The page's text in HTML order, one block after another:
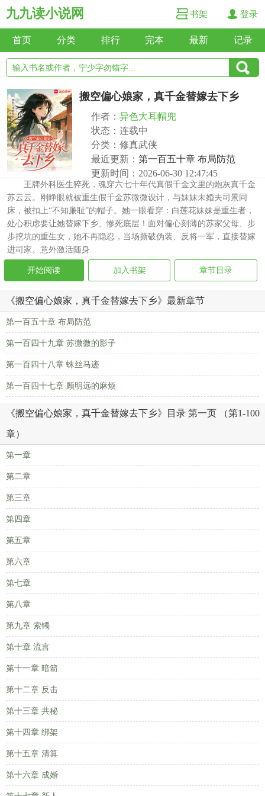
九九读小说网 书架 登录
首页 分类 排行 完本 最新 记录
搬空偏心娘家，真千金替嫁去下乡
作者： 异色大耳帽兜
状态：连载中
分类：修真武侠
最近更新： 第一百五十章 布局防范
更新时间：2026-06-30 12:47:45
王牌外科医生猝死，魂穿六七十年代真假千金文里的炮灰真千金
苏云云。刚睁眼就被重生假千金苏微微设计，与妹妹未婚夫司景同
床，被扣上“不知廉耻”的帽子。她一眼看穿：白莲花妹妹是重生者，
处心积虑要让她替嫁下乡、惨死底层！面对偏心刻薄的苏家父母、步
步挖坑的重生女，她不再隐忍，当场撕破伪装、反将一军，直接替嫁
进司家。意外激活随身...
开始阅读 加入书架 章节目录
《搬空偏心娘家，真千金替嫁去下乡》最新章节
第一百五十章 布局防范
第一百四十九章 苏微微的影子
第一百四十八章 蛛丝马迹
第一百四十七章 顾明远的麻烦
《搬空偏心娘家，真千金替嫁去下乡》目录 第一页 （第1-100
章）
第一章
第二章
第三章
第四章
第五章
第六章
第七章
第八章
第九章 索镯
第十章 流言
第十一章 暗箭
第十二章 反击
第十三章 共秘
第十四章 绑架
第十五章 清算
第十六章 成婚